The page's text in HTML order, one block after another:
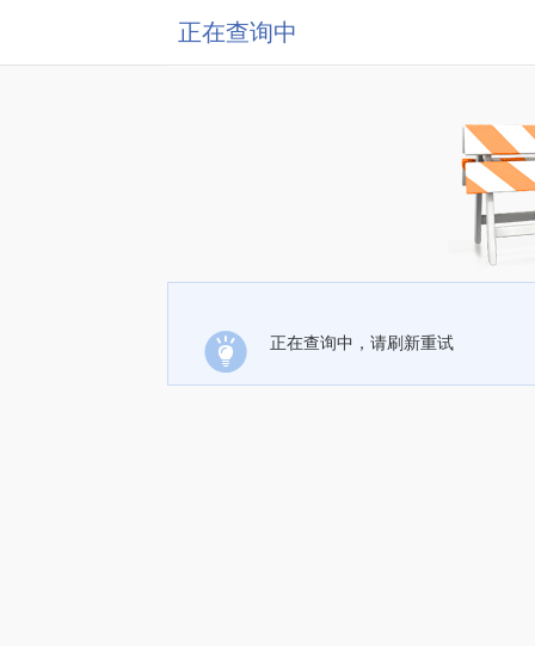
正在查询中
正在查询中，请刷新重试